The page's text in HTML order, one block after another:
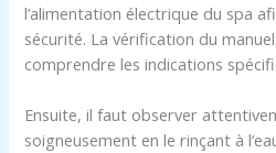
l’alimentation électrique du spa
sécurité. La vérification du
comprendre les indications
Ensuite, il faut observer
soigneusement en le rinçant à